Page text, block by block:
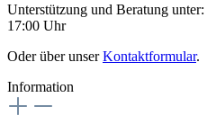
Unterstützung und Beratung unter:
17:00 Uhr
Oder über unserKontaktformular.
Information